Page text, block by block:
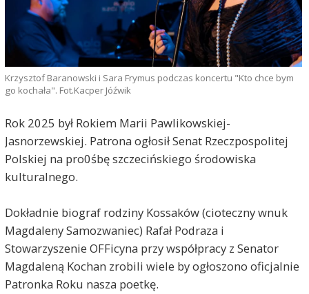
Krzysztof Baranowski i Sara Frymus podczas koncertu "Kto chce bym
go kochała". Fot.Kacper Jóźwik
Rok 2025 był Rokiem Marii Pawlikowskiej-
Jasnorzewskiej. Patrona ogłosił Senat Rzeczpospolitej
Polskiej na pro0śbę szczecińskiego środowiska
kulturalnego.
Dokładnie biograf rodziny Kossaków (cioteczny wnuk
Magdaleny Samozwaniec) Rafał Podraza i
Stowarzyszenie OFFicyna przy współpracy z Senator
Magdaleną Kochan zrobili wiele by ogłoszono oficjalnie
Patronka Roku nasza poetkę.